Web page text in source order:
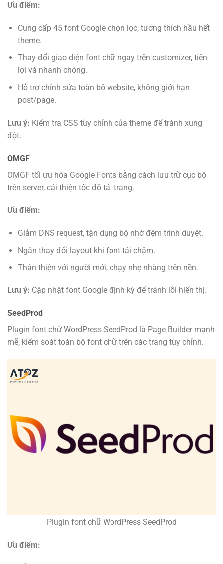
Ưu điểm:
Cung cấp 45 font Google chọn lọc, tương thích hầu hết
theme.
Thay đổi giao diện font chữ ngay trên customizer, tiện
lợi và nhanh chóng.
Hỗ trợ chỉnh sửa toàn bộ website, không giới hạn
post/page.
Lưu ý: Kiểm tra CSS tùy chỉnh của theme để tránh xung
đột.
OMGF
OMGF tối ưu hóa Google Fonts bằng cách lưu trữ cục bộ
trên server, cải thiện tốc độ tải trang.
Ưu điểm:
Giảm DNS request, tận dụng bộ nhớ đệm trình duyệt.
Ngăn thay đổi layout khi font tải chậm.
Thân thiện với người mới, chạy nhẹ nhàng trên nền.
Lưu ý: Cập nhật font Google định kỳ để tránh lỗi hiển thị.
SeedProd
Plugin font chữ WordPress SeedProd là Page Builder mạnh
mẽ, kiểm soát toàn bộ font chữ trên các trang tùy chỉnh.
Plugin font chữ WordPress SeedProd
Ưu điểm: